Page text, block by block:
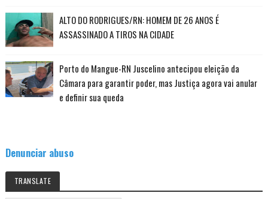
ALTO DO RODRIGUES/RN: HOMEM DE 26 ANOS É
ASSASSINADO A TIROS NA CIDADE
Porto do Mangue-RN Juscelino antecipou eleição da
Câmara para garantir poder, mas Justiça agora vai anular
e definir sua queda
Denunciar abuso
TRANSLATE